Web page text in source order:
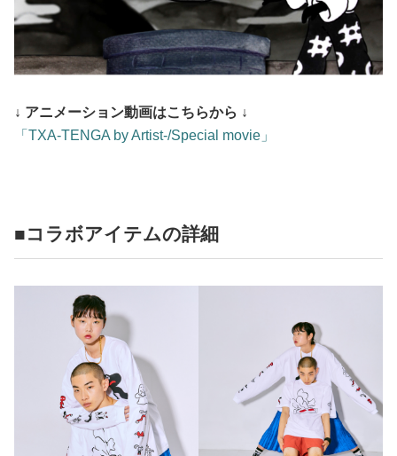
↓ アニメーション動画はこちらから ↓
「TXA-TENGA by Artist-/Special movie」
■コラボアイテムの詳細